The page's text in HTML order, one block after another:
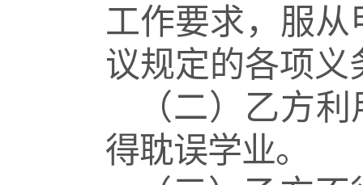
工作要求，服从
议规定的各项义
（二）乙方
得耽误学业。